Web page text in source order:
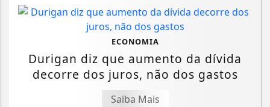
ECONOMIA
Durigan diz que aumento da dívida
decorre dos juros, não dos gastos
Saiba Mais